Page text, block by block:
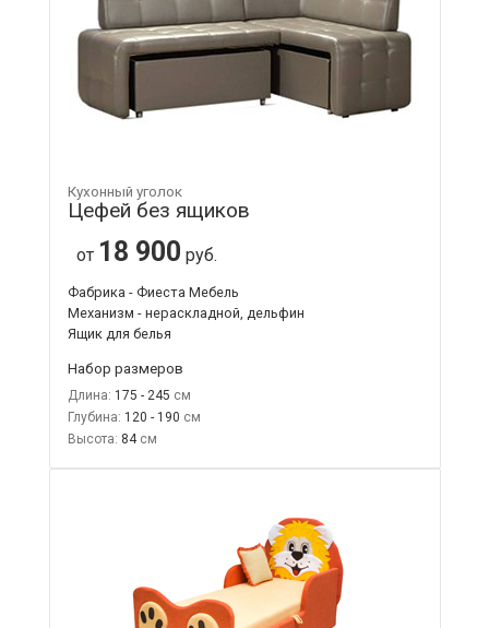
Кухонный уголок
Цефей без ящиков
от 18 900 руб.
Фабрика - Фиеста Мебель
Механизм - нераскладной, дельфин
Ящик для белья
Набор размеров
Длина: 175 - 245
Глубина: 120 - 190
Высота: 84